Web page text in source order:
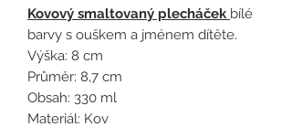
Kovový smaltovaný plecháček bílé
barvy s ouškem a jménem dítěte.
Výška: 8 cm
Průměr: 8,7 cm
Obsah: 330 ml
Materiál: Kov